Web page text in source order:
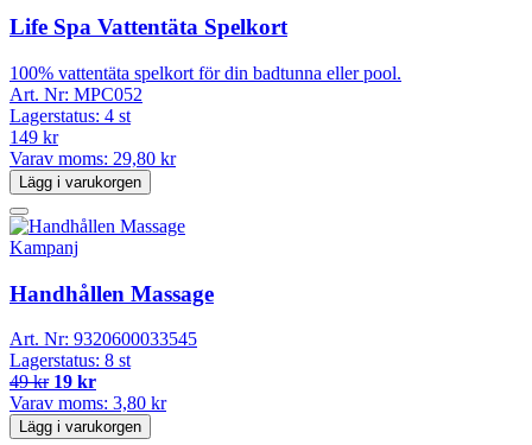
Life Spa Vattentäta Spelkort
100% vattentäta spelkort för din badtunna eller pool.
Art. Nr: MPC052
Lagerstatus: 4 st
149 kr
Varav moms: 29,80 kr
Lägg i varukorgen
Kampanj
Handhållen Massage
Art. Nr: 9320600033545
Lagerstatus: 8 st
49 kr 19 kr
Varav moms: 3,80 kr
Lägg i varukorgen